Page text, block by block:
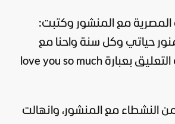
المصرية مع المنشور وكتبت:
حياتي وكل سنة واحنا مع
بعض"، واختتمت التعليق بعبارة love you so much
النشطاء مع المنشور، وانهالت